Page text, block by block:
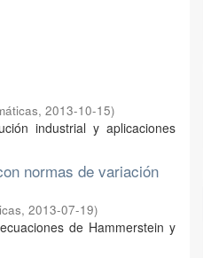
, 2013-10-15)
industrial y aplicaciones
normas de variación
, 2013-07-19)
de Hammerstein y